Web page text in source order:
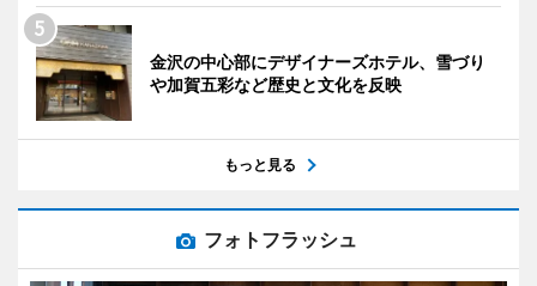
金沢の中心部にデザイナーズホテル、雪づり
や加賀五彩など歴史と文化を反映
もっと見る
フォトフラッシュ